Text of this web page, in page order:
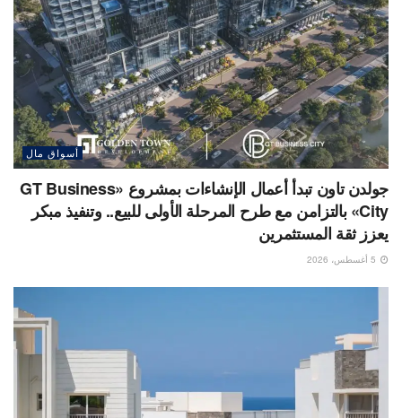
أسواق مال
جولدن تاون تبدأ أعمال الإنشاءات بمشروع «GT Business
City» بالتزامن مع طرح المرحلة الأولى للبيع.. وتنفيذ مبكر
يعزز ثقة المستثمرين